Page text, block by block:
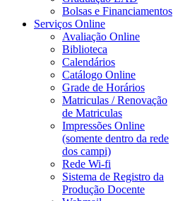
Bolsas e Financiamentos
Serviços Online
Avaliação Online
Biblioteca
Calendários
Catálogo Online
Grade de Horários
Matriculas / Renovação
de Matriculas
Impressões Online
(somente dentro da rede
dos campi)
Rede Wi-fi
Sistema de Registro da
Produção Docente